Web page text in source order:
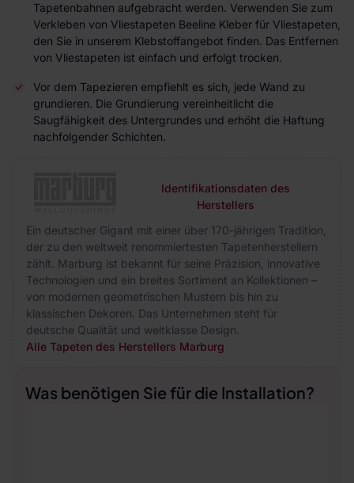
Tapetenbahnen aufgebracht werden. Verwenden Sie zum
Verkleben von Vliestapeten Beeline Kleber für Vliestapeten,
den Sie in unserem Klebstoffangebot finden. Das Entfernen
von Vliestapeten ist einfach und erfolgt trocken.
Vor dem Tapezieren empfiehlt es sich, jede Wand zu
grundieren. Die Grundierung vereinheitlicht die
Saugfähigkeit des Untergrundes und erhöht die Haftung
nachfolgender Schichten.
Identifikationsdaten des
Herstellers
Ein deutscher Gigant mit einer über 170-jährigen Tradition,
der zu den weltweit renommiertesten Tapetenherstellern
zählt. Marburg ist bekannt für seine Präzision, innovative
Technologien und ein breites Sortiment an Kollektionen –
von modernen geometrischen Mustern bis hin zu
klassischen Dekoren. Das Unternehmen steht für
deutsche Qualität und weltklasse Design.
Alle Tapeten des Herstellers Marburg
Was benötigen Sie für die Installation?